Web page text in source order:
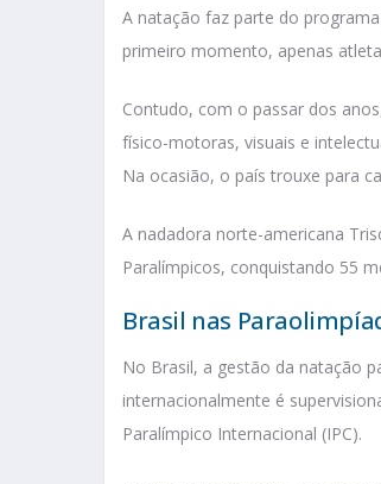
A natação faz parte do
primeiro momento, apenas
Contudo, com o passar dos
físico-motoras, visuais e
Na ocasião, o país trouxe para
A nadadora norte-americana
Paralímpicos, conquistando 55
Brasil nas
No Brasil, a gestão da natação
internacionalmente é
Paralímpico Internacional (IPC).